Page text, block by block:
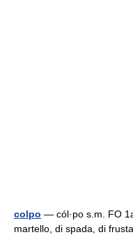
colpo — cól·po s.m. FO
martello, di spada, di